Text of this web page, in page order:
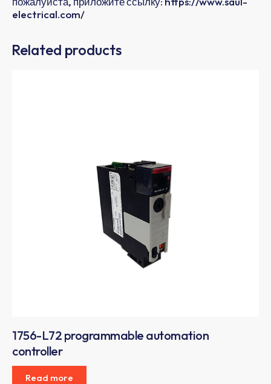
electrical.com/
Related products
1756-L72 programmable automation
controller
Read more